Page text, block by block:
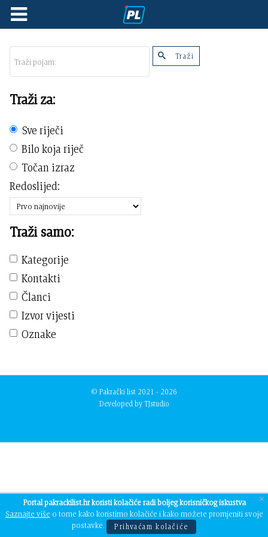
Traži
Traži za:
Sve riječi
Bilo koja riječ
Točan izraz
Redoslijed:
Traži samo:
Kategorije
Kontakti
Članci
Izvor vijesti
Oznake
© Pakrački list 2021 - 2026
Developed byTJstudio
×
Portal pakrackilist.hr koristi kolačiće radi boljeg korisničkog iskustva
Saznajte više o tome kako koristimo kolačiće i kako možete promjeniti svoje
postavke.
Prihvaćam kolačiće